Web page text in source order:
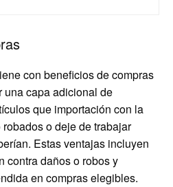
con beneficios de compras
una capa adicional de
que importación con la
o deje de trabajar
Estas ventajas incluyen
contra daños o robos y
en compras elegibles.